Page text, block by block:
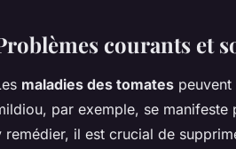
courants et
maladies des tomates
par exemple, se
remédier, il est crucial de